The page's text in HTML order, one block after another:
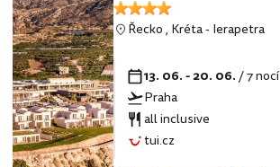
Řecko, Kréta-Ierapetra
13. 06. - 20. 06./ 7 nocí
Praha
all inclusive
tui.cz